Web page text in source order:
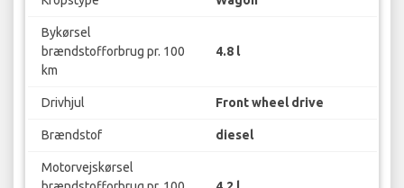
Bykørsel
brændstofforbrug pr. 100
km
4.8 l
Drivhjul Front wheel drive
Brændstof diesel
Motorvejskørsel